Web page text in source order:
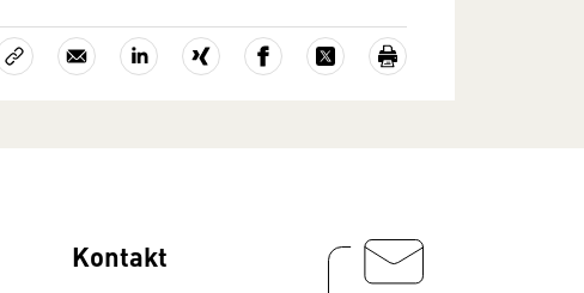
Kontakt